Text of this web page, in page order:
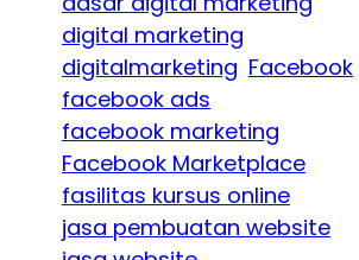
digital marketing
digitalmarketing Facebook
facebook ads
facebook marketing
Facebook Marketplace
fasilitas kursus online
jasa pembuatan website